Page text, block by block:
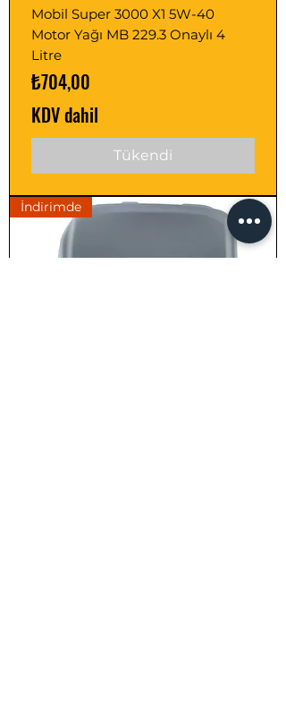
Mobil Super 3000 X1 5W-40
Motor Yağı MB 229.3 Onaylı 4
Litre
Fiyat
₺704,00
KDV dahil
Tükendi
İndirimde